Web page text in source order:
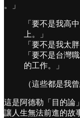
。」
「要不是我高
上。」
「要不是我太
「要不是台灣
的工作。」
（這些都是我
這是阿德勒「目的論
讓人生無法前進的故